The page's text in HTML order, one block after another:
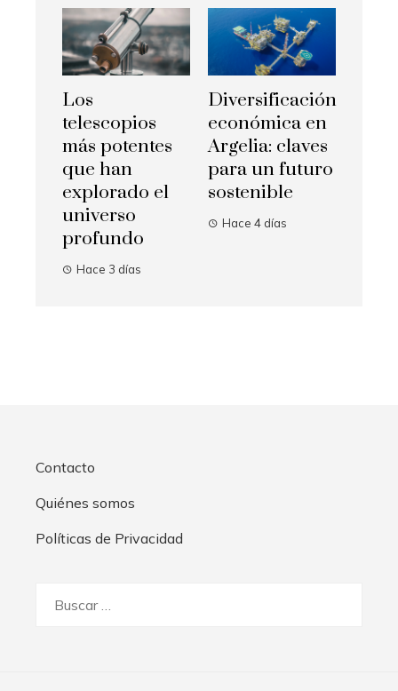
Los
telescopios
más potentes
que han
explorado el
universo
profundo
Hace 3 días
Diversificación
económica en
Argelia: claves
para un futuro
sostenible
Hace 4 días
Contacto
Quiénes somos
Políticas de Privacidad